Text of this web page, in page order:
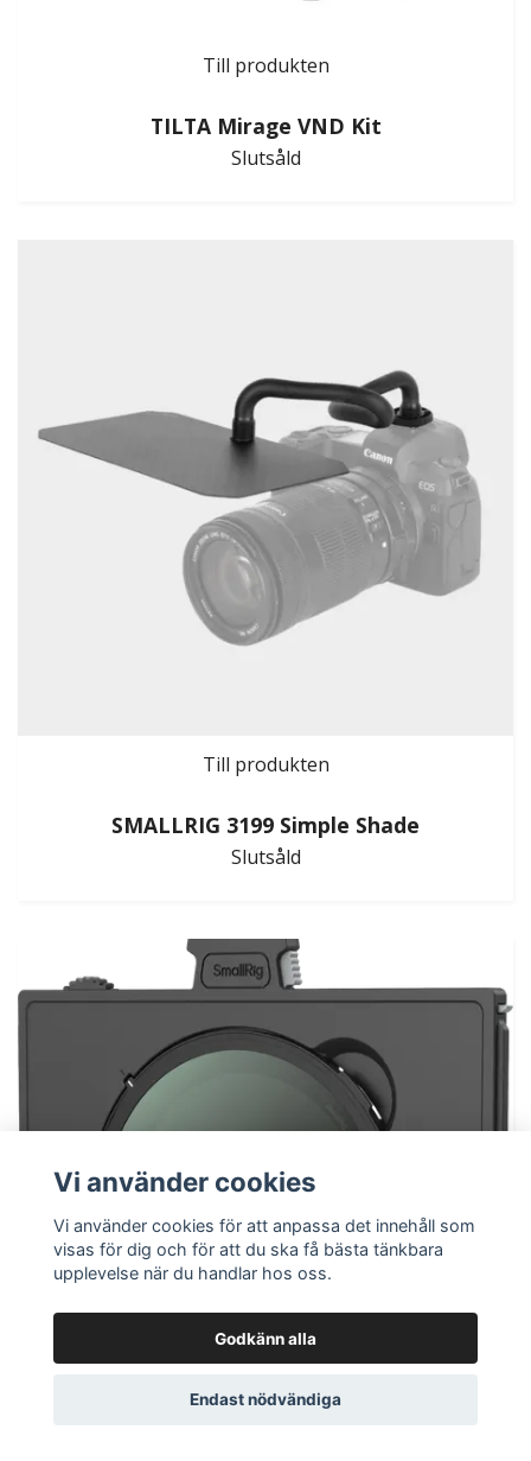
Till produkten
TILTA Mirage VND Kit
Slutsåld
Till produkten
SMALLRIG 3199 Simple Shade
Slutsåld
Vi använder cookies
Vi använder cookies för att anpassa det innehåll som
visas för dig och för att du ska få bästa tänkbara
upplevelse när du handlar hos oss.
Godkänn alla
Endast nödvändiga